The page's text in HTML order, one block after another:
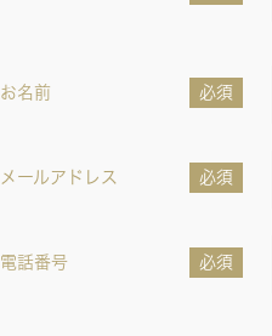
お名前 必須
メールアドレス 必須
電話番号 必須